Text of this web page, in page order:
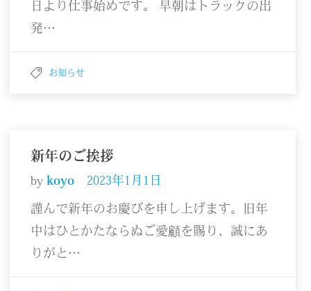
日より仕事始めです。 早朝はトラックの出
発…
お知らせ
新年のご挨拶
by koyo 2023年1月1日
謹んで新年のお慶びを申し上げます。旧年
中はひとかたならぬご愛顧を賜り、誠にあ
りがと…